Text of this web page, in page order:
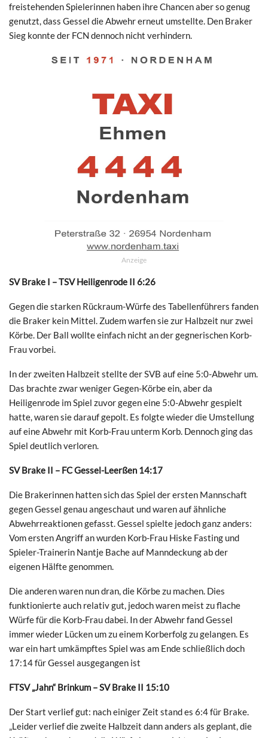
freistehenden Spielerinnen haben ihre Chancen aber so genug
genutzt, dass Gessel die Abwehr erneut umstellte. Den Braker
Sieg konnte der FCN dennoch nicht verhindern.
Anzeige
SV Brake I – TSV Heiligenrode II 6:26
Gegen die starken Rückraum-Würfe des Tabellenführers fanden
die Braker kein Mittel. Zudem warfen sie zur Halbzeit nur zwei
Körbe. Der Ball wollte einfach nicht an der gegnerischen Korb-
Frau vorbei.
In der zweiten Halbzeit stellte der SVB auf eine 5:0-Abwehr um.
Das brachte zwar weniger Gegen-Körbe ein, aber da
Heiligenrode im Spiel zuvor gegen eine 5:0-Abwehr gespielt
hatte, waren sie darauf gepolt. Es folgte wieder die Umstellung
auf eine Abwehr mit Korb-Frau unterm Korb. Dennoch ging das
Spiel deutlich verloren.
SV Brake II – FC Gessel-Leerßen 14:17
Die Brakerinnen hatten sich das Spiel der ersten Mannschaft
gegen Gessel genau angeschaut und waren auf ähnliche
Abwehrreaktionen gefasst. Gessel spielte jedoch ganz anders:
Vom ersten Angriff an wurden Korb-Frau Hiske Fasting und
Spieler-Trainerin Nantje Bache auf Manndeckung ab der
eigenen Hälfte genommen.
Die anderen waren nun dran, die Körbe zu machen. Dies
funktionierte auch relativ gut, jedoch waren meist zu flache
Würfe für die Korb-Frau dabei. In der Abwehr fand Gessel
immer wieder Lücken um zu einem Korberfolg zu gelangen. Es
war ein hart umkämpftes Spiel was am Ende schließlich doch
17:14 für Gessel ausgegangen ist
FTSV „Jahn“ Brinkum – SV Brake II 15:10
Der Start verlief gut: nach einiger Zeit stand es 6:4 für Brake.
„Leider verlief die zweite Halbzeit dann anders als geplant, die